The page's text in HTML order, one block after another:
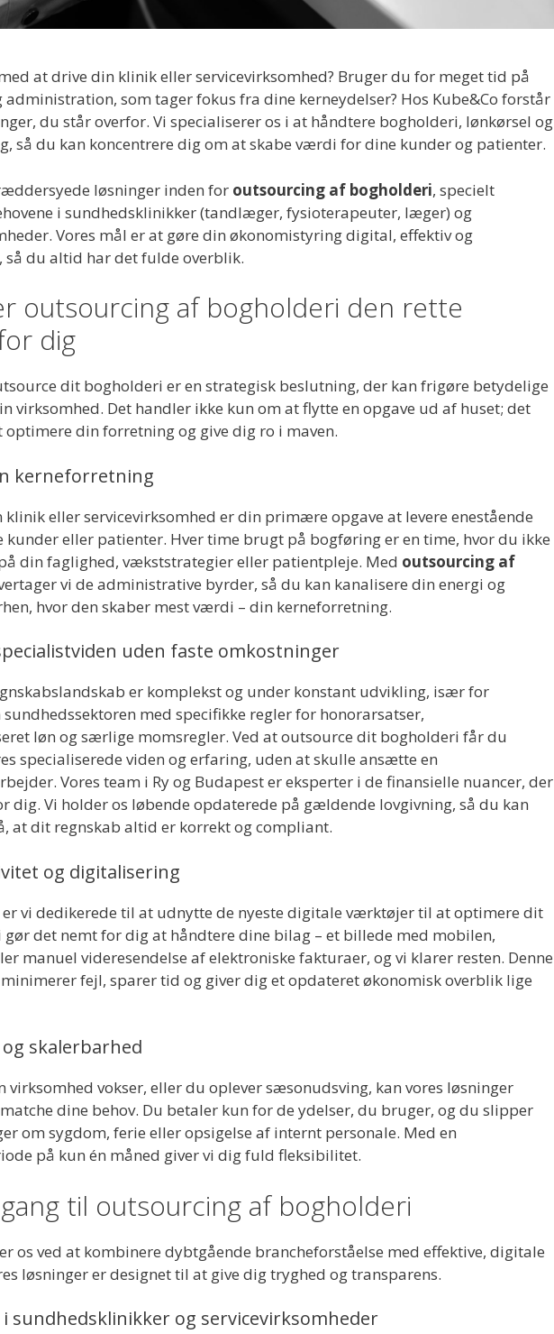
at drive din klinik eller servicevirksomhed? Bruger du for meget tid på
som tager fokus fra dine kerneydelser? Hos Kube&Co forstår
du står overfor. Vi specialiserer os i at håndtere bogholderi, lønkørsel og
så du kan koncentrere dig om at skabe værdi for dine kunder og patienter.
løsninger inden for outsourcing af bogholderi, specielt
i sundhedsklinikker (tandlæger, fysioterapeuter, læger) og
Vores mål er at gøre din økonomistyring digital, effektiv og
så du altid har det fulde overblik.
outsourcing af bogholderi den rette
dig
dit bogholderi er en strategisk beslutning, der kan frigøre betydelige
virksomhed. Det handler ikke kun om at flytte en opgave ud af huset; det
optimere din forretning og give dig ro i maven.
kerneforretning
klinik eller servicevirksomhed er din primære opgave at levere enestående
kunder eller patienter. Hver time brugt på bogføring er en time, hvor du ikke
din faglighed, vækststrategier eller patientpleje. Med outsourcing af
vi de administrative byrder, så du kan kanalisere din energi og
hvor den skaber mest værdi – din kerneforretning.
uden faste omkostninger
er komplekst og under konstant udvikling, især for
med specifikke regler for honorarsatser,
løn og særlige momsregler. Ved at outsource dit bogholderi får du
specialiserede viden og erfaring, uden at skulle ansætte en
Vores team i Ry og Budapest er eksperter i de finansielle nuancer, der
dig. Vi holder os løbende opdaterede på gældende lovgivning, så du kan
at dit regnskab altid er korrekt og compliant.
og digitalisering
er vi dedikerede til at udnytte de nyeste digitale værktøjer til at optimere dit
gør det nemt for dig at håndtere dine bilag – et billede med mobilen,
manuel videresendelse af elektroniske fakturaer, og vi klarer resten. Denne
fejl, sparer tid og giver dig et opdateret økonomisk overblik lige
skalerbarhed
virksomhed vokser, eller du oplever sæsonudsving, kan vores løsninger
dine behov. Du betaler kun for de ydelser, du bruger, og du slipper
om sygdom, ferie eller opsigelse af internt personale. Med en
på kun én måned giver vi dig fuld fleksibilitet.
til outsourcing af bogholderi
os ved at kombinere dybtgående brancheforståelse med effektive, digitale
løsninger er designet til at give dig tryghed og transparens.
i sundhedsklinikker og servicevirksomheder